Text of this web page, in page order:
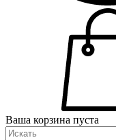
Ваша корзина пуста